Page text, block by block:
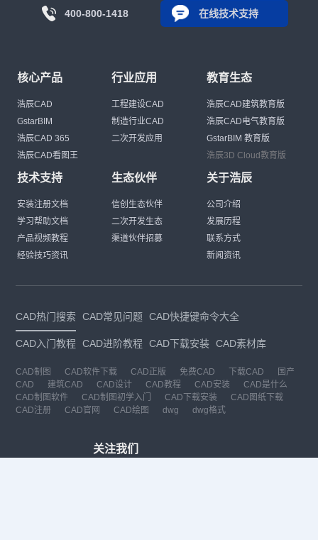
400-800-1418 在线技术支持
核心产品
浩辰CAD
GstarBIM
浩辰CAD 365
浩辰CAD看图王
行业应用
工程建设CAD
制造行业CAD
二次开发应用
教育生态
浩辰CAD建筑教育版
浩辰CAD电气教育版
GstarBIM 教育版
浩辰3D Cloud教育版
技术支持
安装注册文档
学习帮助文档
产品视频教程
经验技巧资讯
生态伙伴
信创生态伙伴
二次开发生态
渠道伙伴招募
关于浩辰
公司介绍
发展历程
联系方式
新闻资讯
CAD热门搜索 CAD常见问题 CAD快捷键命令大全
CAD入门教程 CAD进阶教程 CAD下载安装 CAD素材库
CAD制图 CAD软件下载 CAD正版 免费CAD 下载CAD
国产
CAD
建筑CAD CAD设计 CAD教程 CAD安装
CAD是什么
CAD制图软件
CAD制图初学入门 CAD下载安装
CAD图纸下载
CAD注册
CAD官网 CAD绘图 dwg dwg格式
关注我们